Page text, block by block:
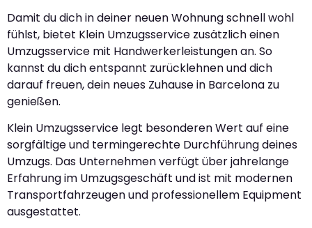
Damit du dich in deiner neuen Wohnung schnell wohl
fühlst, bietet Klein Umzugsservice zusätzlich einen
Umzugsservice mit Handwerkerleistungen an. So
kannst du dich entspannt zurücklehnen und dich
darauf freuen, dein neues Zuhause in Barcelona zu
genießen.
Klein Umzugsservice legt besonderen Wert auf eine
sorgfältige und termingerechte Durchführung deines
Umzugs. Das Unternehmen verfügt über jahrelange
Erfahrung im Umzugsgeschäft und ist mit modernen
Transportfahrzeugen und professionellem Equipment
ausgestattet.